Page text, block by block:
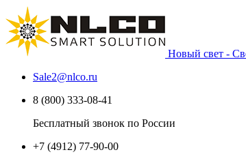
Новый свет -
Sale2@nlco.ru
8 (800) 333-08-41
Бесплатный звонок по России
+7 (4912) 77-90-00